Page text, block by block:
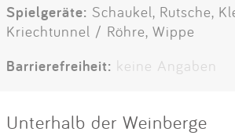
Spielgeräte: Schaukel, Rutsche,
Kriechtunnel / Röhre, Wippe
Barrierefreiheit: keine Angaben
Unterhalb der Weinberge